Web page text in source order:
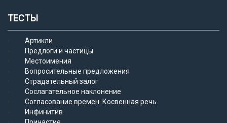
ТЕСТЫ
Артикли
Предлоги и частицы
Местоимения
Вопросительные предложения
Страдательный залог
Сослагательное наклонение
Согласование времен. Косвенная речь.
Инфинитив